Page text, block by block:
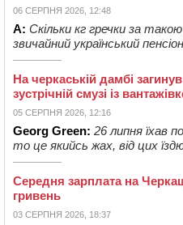
06 СЕРПНЯ 2026, 12:48
А: Скільки кг гречки за
звичайний український
На черкаській дамбі
зустрічній смузі із
05 СЕРПНЯ 2026, 12:16
Georg Green: 26 липня їхав
то це якийсь жах, від цих
Середня зарплата на
гривень
03 СЕРПНЯ 2026, 18:37